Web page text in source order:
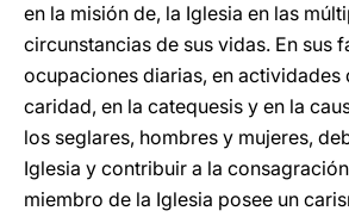
en la misión de, la Iglesia en las
circunstancias de sus vidas. En sus
ocupaciones diarias, en actividades
caridad, en la catequesis y en la
los seglares, hombres y mujeres,
Iglesia y contribuir a la
miembro de la Iglesia posee un